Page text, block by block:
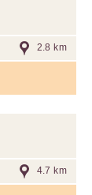
2.8 km
4.7 km